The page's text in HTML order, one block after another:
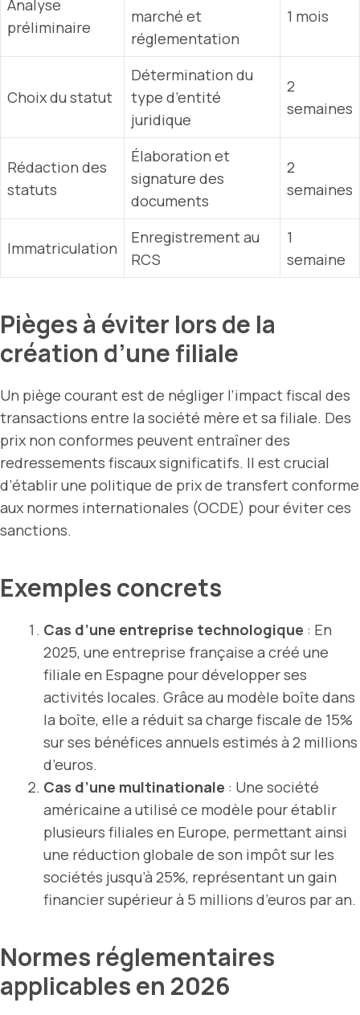
Analyse
préliminaire
marché et
réglementation
1 mois
Choix du statut
Détermination du
type d’entité
juridique
2
semaines
Rédaction des
statuts
Élaboration et
signature des
documents
2
semaines
Immatriculation
Enregistrement au
RCS
1
semaine
Pièges à éviter lors de la
création d’une filiale
Un piège courant est de négliger l’impact fiscal des
transactions entre la société mère et sa filiale. Des
prix non conformes peuvent entraîner des
redressements fiscaux significatifs. Il est crucial
d’établir une politique de prix de transfert conforme
aux normes internationales (OCDE) pour éviter ces
sanctions.
Exemples concrets
Cas d’une entreprise technologique : En
2025, une entreprise française a créé une
filiale en Espagne pour développer ses
activités locales. Grâce au modèle boîte dans
la boîte, elle a réduit sa charge fiscale de 15%
sur ses bénéfices annuels estimés à 2 millions
d’euros.
Cas d’une multinationale : Une société
américaine a utilisé ce modèle pour établir
plusieurs filiales en Europe, permettant ainsi
une réduction globale de son impôt sur les
sociétés jusqu’à 25%, représentant un gain
financier supérieur à 5 millions d’euros par an.
Normes réglementaires
applicables en 2026